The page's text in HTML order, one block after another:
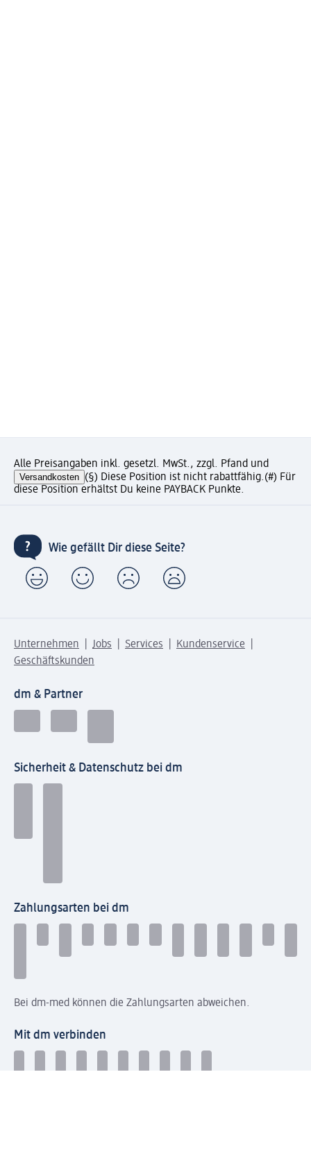
Alle Preisangaben inkl. gesetzl. MwSt., zzgl. Pfand und
Versandkosten (§) Diese Position ist nicht rabattfähig.(#) Für
diese Position erhältst Du keine PAYBACK Punkte.
Wie gefällt Dir diese Seite?
Unternehmen Jobs Services
Kundenservice
Geschäftskunden
dm & Partner
Sicherheit & Datenschutz bei dm
Zahlungsarten bei dm
Bei dm-med können die Zahlungsarten abweichen.
Mit dm verbinden